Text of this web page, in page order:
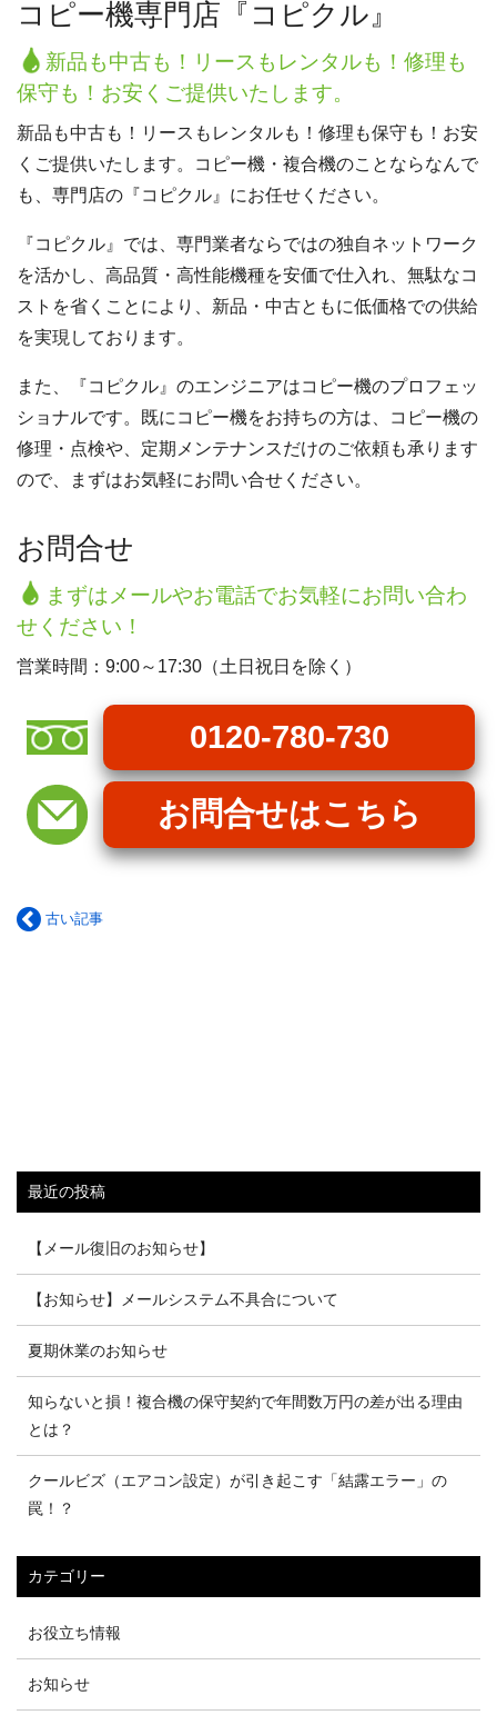
コピー機専門店『コピクル』
新品も中古も！リースもレンタルも！修理も
保守も！お安くご提供いたします。
新品も中古も！リースもレンタルも！修理も保守も！お安
くご提供いたします。コピー機・複合機のことならなんで
も、専門店の『コピクル』にお任せください。
『コピクル』では、専門業者ならではの独自ネットワーク
を活かし、高品質・高性能機種を安価で仕入れ、無駄なコ
ストを省くことにより、新品・中古ともに低価格での供給
を実現しております。
また、『コピクル』のエンジニアはコピー機のプロフェッ
ショナルです。既にコピー機をお持ちの方は、コピー機の
修理・点検や、定期メンテナンスだけのご依頼も承ります
ので、まずはお気軽にお問い合せください。
お問合せ
まずはメールやお電話でお気軽にお問い合わ
せください！
営業時間：9:00～17:30（土日祝日を除く）
0120-780-730
お問合せはこちら
古い記事
最近の投稿
【メール復旧のお知らせ】
【お知らせ】メールシステム不具合について
夏期休業のお知らせ
知らないと損！複合機の保守契約で年間数万円の差が出る理由
とは？
クールビズ（エアコン設定）が引き起こす「結露エラー」の
罠！？
カテゴリー
お役立ち情報
お知らせ